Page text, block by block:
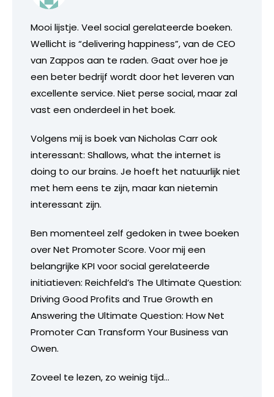
Mooi lijstje. Veel social gerelateerde boeken.
Wellicht is “delivering happiness”, van de CEO
van Zappos aan te raden. Gaat over hoe je
een beter bedrijf wordt door het leveren van
excellente service. Niet perse social, maar zal
vast een onderdeel in het boek.
Volgens mij is boek van Nicholas Carr ook
interessant: Shallows, what the internet is
doing to our brains. Je hoeft het natuurlijk niet
met hem eens te zijn, maar kan nietemin
interessant zijn.
Ben momenteel zelf gedoken in twee boeken
over Net Promoter Score. Voor mij een
belangrijke KPI voor social gerelateerde
initiatieven: Reichfeld’s The Ultimate Question:
Driving Good Profits and True Growth en
Answering the Ultimate Question: How Net
Promoter Can Transform Your Business van
Owen.
Zoveel te lezen, zo weinig tijd…